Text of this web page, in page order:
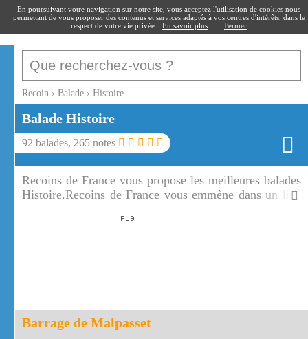
recoin.fr
Recoin › Balade › Histoire
Balade Histoire
92 balades, 265 notes
Recoins de France vous propose les meilleures balades
Histoire.Recoins de France vous emmène dans un lieu
ou à un fait historique.
Barrage de Malpasset
En poursuivant votre navigation sur notre site, vous acceptez l'utilisation de cookies nous
permettant de vous proposer des contenus et services adaptés à vos centres d'intérêts, dans le
respect de votre vie privée.
En savoir plus Fermer